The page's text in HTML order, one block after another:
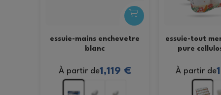
essuie-mains enchevetre
blanc
À partir de1,119 €
essuie-tout
pure
À partir de